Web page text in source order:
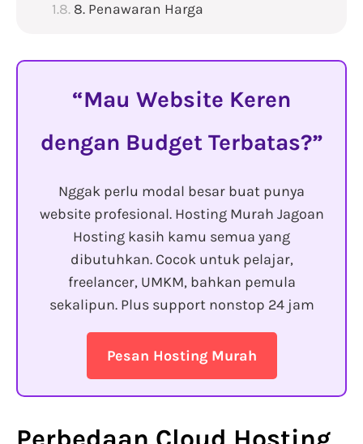
8. Penawaran Harga
Mau Website Keren
dengan Budget Terbatas?
Nggak perlu modal besar buat punya
website profesional. Hosting Murah Jagoan
Hosting kasih kamu semua yang
dibutuhkan. Cocok untuk pelajar,
freelancer, UMKM, bahkan pemula
sekalipun. Plus support nonstop 24 jam
Pesan Hosting Murah